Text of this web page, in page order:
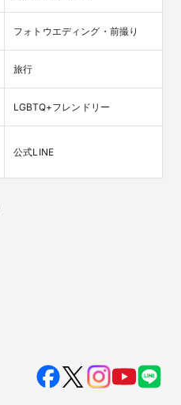
フォトウエディング・前撮り
旅行
LGBTQ+フレンドリー
公式LINE